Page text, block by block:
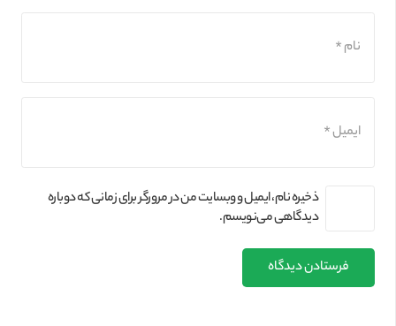
ذخیره نام، ایمیل و وبسایت من در مرورگر برای زمانی که دوباره
دیدگاهی می‌نویسم.
فرستادن دیدگاه